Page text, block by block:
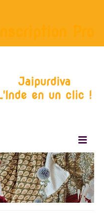
Inscription Pro